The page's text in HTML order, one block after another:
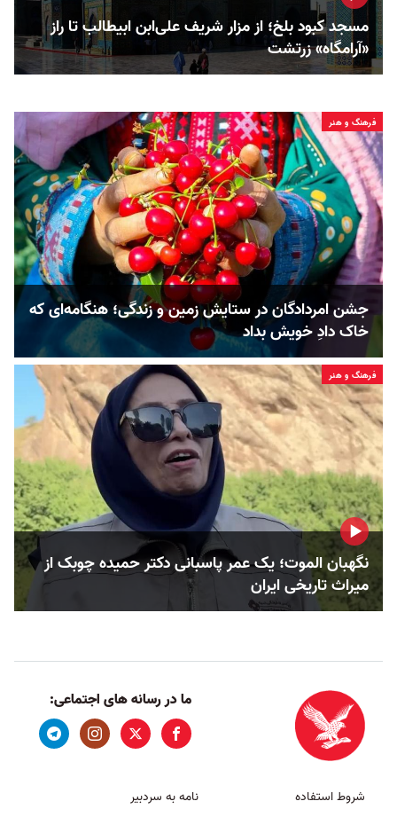
مسجد کبود بلخ؛ از مزار شریف علی‌ابن ابیطالب تا راز
«آرامگاه» زرتشت
فرهنگ و هنر
جشن امردادگان در ستایش زمین و زندگی؛ هنگامه‌ای که
خاک دادِ خویش بداد
فرهنگ و هنر
نگهبان الموت؛ یک عمر پاسبانی دکتر حمیده چوبک از
میراث تاریخی ایران
ما در رسانه های اجتماعی:
شروط استفاده
نامه به سردبیر